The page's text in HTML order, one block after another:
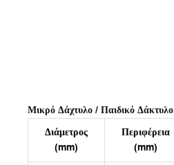
Μικρό Δάχτυλο / Παιδικό Δάκτυλο
Διάμετρος
(mm)
Περιφέρεια
(mm)